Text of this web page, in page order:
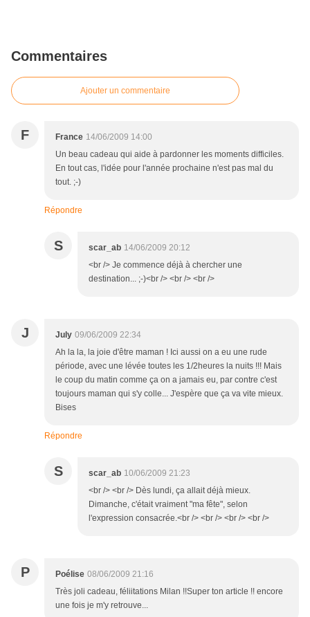
Commentaires
Ajouter un commentaire
F France 14/06/2009 14:00
Un beau cadeau qui aide à pardonner les moments difficiles.
En tout cas, l'idée pour l'année prochaine n'est pas mal du
tout. ;-)
Répondre
S scar_ab 14/06/2009 20:12
<br /> Je commence déjà à chercher une
destination... ;-)<br /> <br /> <br />
J July 09/06/2009 22:34
Ah la la, la joie d'être maman ! Ici aussi on a eu une rude
période, avec une lévée toutes les 1/2heures la nuits !!! Mais
le coup du matin comme ça on a jamais eu, par contre c'est
toujours maman qui s'y colle... J'espère que ça va vite mieux.
Bises
Répondre
S scar_ab 10/06/2009 21:23
<br /> <br /> Dès lundi, ça allait déjà mieux.
Dimanche, c'était vraiment "ma fête", selon
l'expression consacrée.<br /> <br /> <br /> <br />
P Poélise 08/06/2009 21:16
Très joli cadeau, féliitations Milan !!Super ton article !! encore
une fois je m'y retrouve...